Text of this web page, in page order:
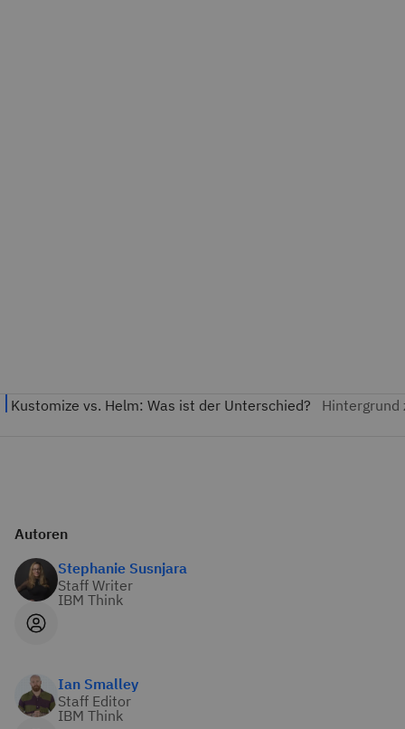
Autoren
Stephanie Susnjara
Staff Writer
IBM Think
Ian Smalley
Staff Editor
IBM Think